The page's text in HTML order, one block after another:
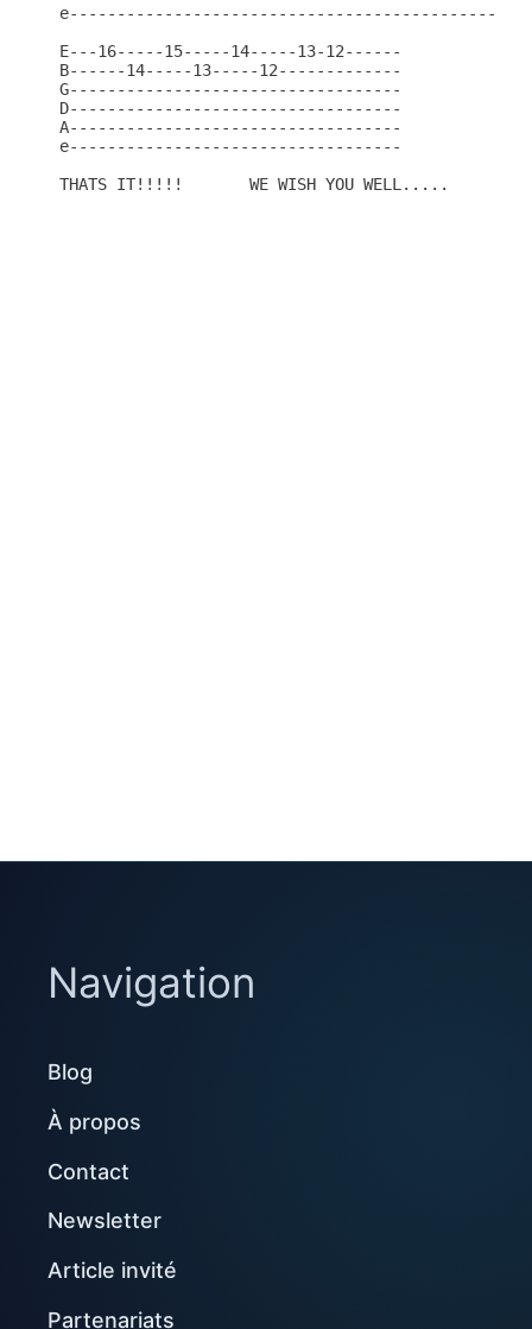
E---16-----15-----14-----13-12------
B------14-----13-----12-------------
G-----------------------------------
D-----------------------------------
A-----------------------------------
e-----------------------------------
Navigation
Blog
À propos
Contact
Newsletter
Article invité
Partenariats